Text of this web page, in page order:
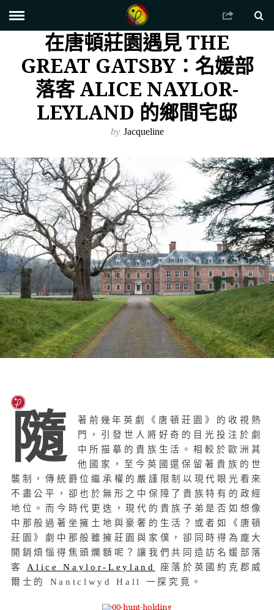
在唐頓莊園遇見 THE
GREAT GATSBY：名媛部
落客 ALICE NAYLOR-
LEYLAND 的鄉間宅邸
by Jacqueline
隨
著前幾年英劇《唐頓莊園》的收視熱
門，引發世人將好奇的目光投注於劇
中所描摹的貴族生活。相較於歐洲其
他國家，至今英國還保留著貴族的世
襲制，傳統爵位繼承權的嚴謹限制以現代眼光看來
不盡公平，卻也於無形之中保障了貴族特有的政經
地位。而今時代更迭，現代的貴族子弟是否如想像
中那般過著坐擁土地與豪奢的生活？或者如《唐頓
莊園》劇中那般雖擁莊園與家僕，卻同時得為龐大
開銷煩惱得焦頭爛額呢？讓我們共同造訪名媛部落
客 Alice Naylor-Leyland
座落於英國約克郡威
爾士的 Nantclwyd Hall 一探究竟。